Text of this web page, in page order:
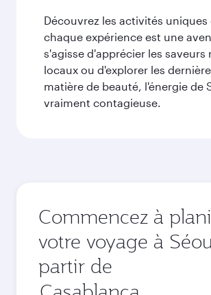
Découvrez les activités uniques
chaque expérience est une
s'agisse d'apprécier les saveurs
locaux ou d'explorer les
matière de beauté, l'énergie de
vraiment contagieuse.
Commencez à
votre voyage à
partir de
Ville